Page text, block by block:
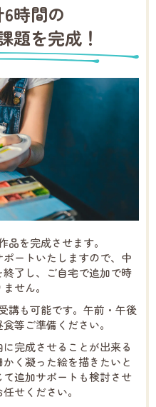
時間の
題を完成！
品を完成させます。
ートいたしますので、中
了し、ご自宅で追加で時
せん。
講も可能です。午前・午後
等ご準備ください。
完成させることが出来る
く凝った絵を描きたいと
追加サポートも検討させ
せください。